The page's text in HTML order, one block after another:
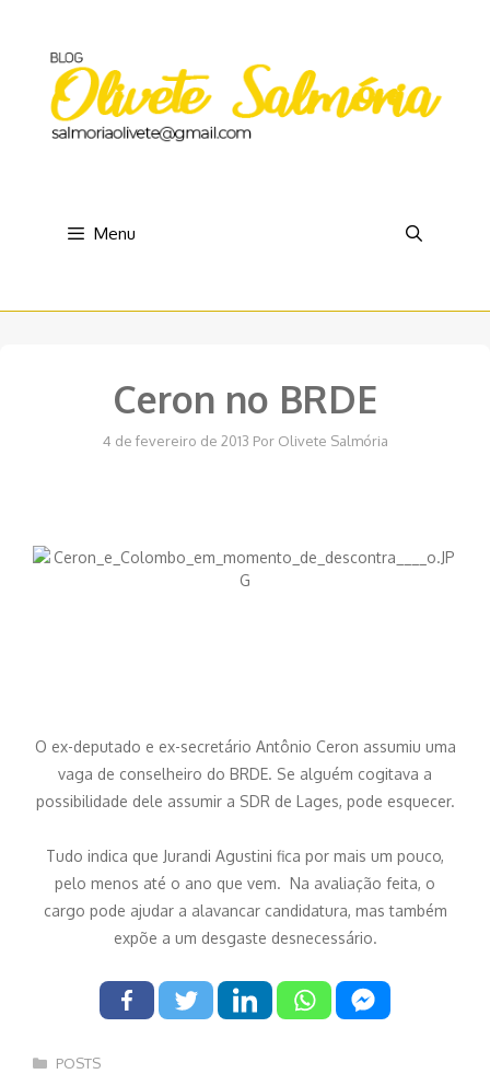
conteúdo
Menu
Ceron no BRDE
4 de fevereiro de 2013 Por Olivete Salmória
O ex-deputado e ex-secretário Antônio Ceron assumiu uma
vaga de conselheiro do BRDE. Se alguém cogitava a
possibilidade dele assumir a SDR de Lages, pode esquecer.
Tudo indica que Jurandi Agustini fica por mais um pouco,
pelo menos até o ano que vem. Na avaliação feita, o
cargo pode ajudar a alavancar candidatura, mas também
expõe a um desgaste desnecessário.
Categorias
POSTS